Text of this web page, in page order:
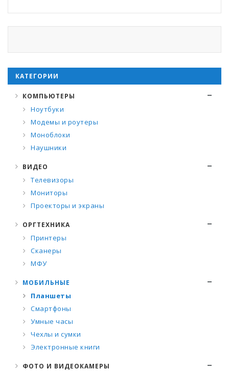
КАТЕГОРИИ
КОМПЬЮТЕРЫ
Ноутбуки
Модемы и роутеры
Моноблоки
Наушники
ВИДЕО
Телевизоры
Мониторы
Проекторы и экраны
ОРГТЕХНИКА
Принтеры
Сканеры
МФУ
МОБИЛЬНЫЕ
Планшеты
Смартфоны
Умные часы
Чехлы и сумки
Электронные книги
ФОТО И ВИДЕОКАМЕРЫ